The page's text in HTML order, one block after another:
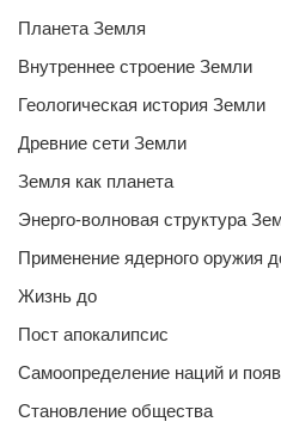
Планета Земля
Внутреннее строение Земли
Геологическая история Земли
Древние сети Земли
Земля как планета
Энерго-волновая структура
Применение ядерного оружия
Жизнь до
Пост апокалипсис
Самоопределение наций и
Становление общества